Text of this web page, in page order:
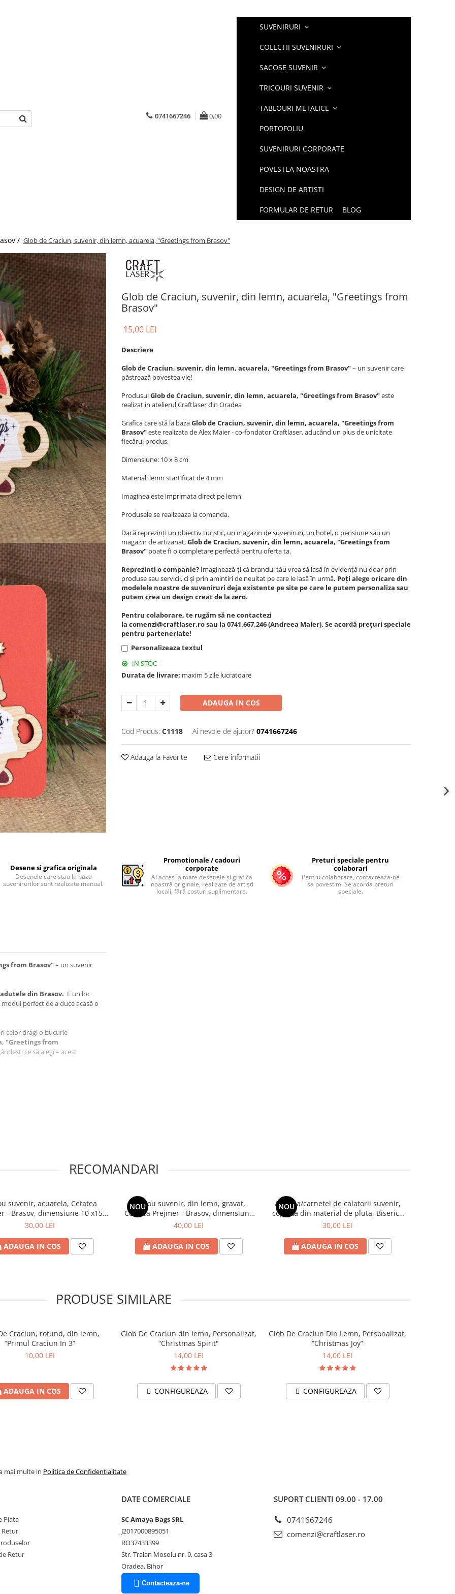
0741667246 0,00
SUVENIRURI
COLECTII SUVENIRURI
SACOSE SUVENIR
TRICOURI SUVENIR
TABLOURI METALICE
PORTOFOLIU
SUVENIRURI CORPORATE
POVESTEA NOASTRA
DESIGN DE ARTISTI
FORMULAR DE RETUR BLOG
/ Glob de Craciun, suvenir, din lemn, acuarela, "Greetings from Brasov"
Glob de Craciun, suvenir, din lemn, acuarela, "Greetings from
Brasov"
15,00 LEI
Descriere
Glob de Craciun, suvenir, din lemn, acuarela, "Greetings from Brasov"– un suvenir care
păstrează povestea vie!
ProdusulGlob de Craciun, suvenir, din lemn, acuarela, "Greetings from Brasov"este
realizat in atelierul Craftlaser din Oradea
Grafica care stă la bazaGlob de Craciun, suvenir, din lemn, acuarela, "Greetings from
Brasov"este realizata de Alex Maier - co-fondator Craftlaser, aducând un plus de unicitate
fiecărui produs.
Dimensiune: 10 x 8 cm
Material: lemn startificat de 4 mm
Imaginea este imprimata direct pe lemn
Produsele se realizeaza la comanda.
Dacă reprezinți un obiectiv turistic, un magazin de suveniruri, un hotel, o pensiune sau un
magazin de artizanat,Glob de Craciun, suvenir, din lemn, acuarela, "Greetings from
Brasov" poate fi o completare perfectă pentru oferta ta.
Reprezinti o companie? Imaginează-ți că brandul tău vrea să iasă în evidență nu doar prin
produse sau servicii, ci și prin amintiri de neuitat pe care le lasă în urmă. Poți alege oricare din
modelele noastre de suveniruri deja existente pe site pe care le putem personaliza sau
putem crea un design creat de la zero.
Pentru colaborare, te rugăm să ne contactezi
la comenzi@craftlaser.ro sau la 0741.667.246 (Andreea Maier). Se acordă prețuri speciale
pentru parteneriate!
Personalizeaza textul
IN STOC
Durata de livrare: maxim 5 zile lucratoare
ADAUGA IN COS
Cod Produs: C1118 Ai nevoie de ajutor? 0741667246
Adauga la Favorite Cere informatii
Desene si grafica originala
Desenele care stau la baza
suvenirurilor sunt realizate manual.
Promotionale / cadouri
corporate
Ai acces la toate desenele și grafica
noastră originale, realizate de artiști
locali, fără costuri suplimentare.
Preturi speciale pentru
colaborari
Pentru colaborare, contacteaza-ne
sa povestim. Se acorda preturi
speciale.
from Brasov"– un suvenir
din Brasov. E un loc
perfect de a duce acasă o
celor dragi o bucurie
"Greetings from
ce să alegi – acest
sau la
pentru parteneriate!
personalizate, fiecare
– alege să le transformi în
povești săsești,
poate e doar felul în care
dată când îl vezi.
cu inima.
RECOMANDARI
suvenir, acuarela, Cetatea
- Brasov, dimensiune 10 x15
cm, rama inclusa
30,00 LEI
ADAUGA IN COS
NOU
Tablou suvenir, din lemn, gravat,
Cetatea Prejmer - Brasov, dimensiune
10 x15 cm, rama inclusa
40,00 LEI
ADAUGA IN COS
NOU
Agenda/carnetel de calatorii suvenir,
coperta din material de pluta, Biserica
Neagra, Brasov Medieval
30,00 LEI
ADAUGA IN COS
PRODUSE SIMILARE
Craciun, rotund, din lemn,
“Primul Craciun In 3”
10,00 LEI
ADAUGA IN COS
Glob De Craciun din lemn, Personalizat,
“Christmas Spirit"
14,00 LEI
CONFIGUREAZA
Glob De Craciun Din Lemn, Personalizat,
“Christmas Joy”
14,00 LEI
CONFIGUREAZA
mai multe in Politica de Confidentialitate
Plata
Retur
Retur
DATE COMERCIALE
SC Amaya Bags SRL
J2017000895051
RO37433399
Str. Traian Mosoiu nr. 9, casa 3
Oradea, Bihor
Contacteaza-ne
SUPORT CLIENTI 09.00 - 17.00
0741667246
comenzi@craftlaser.ro